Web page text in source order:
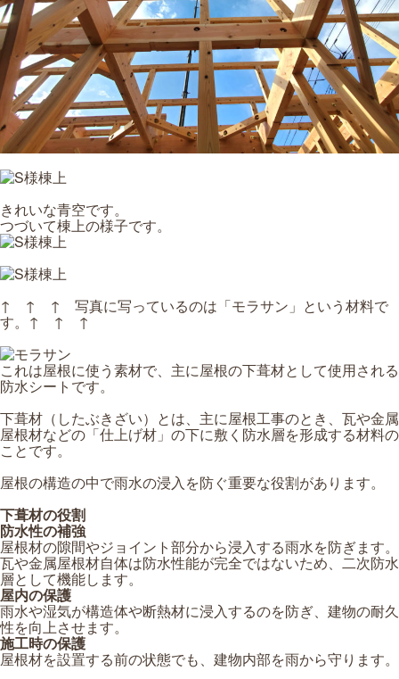
きれいな青空です。
つづいて棟上の様子です。
↑ ↑ ↑ 写真に写っているのは「モラサン」という材料で
す。↑ ↑ ↑
これは屋根に使う素材で、主に屋根の下葺材として使用される
防水シートです。
下葺材（したぶきざい）とは、主に屋根工事のとき、瓦や金属
屋根材などの「仕上げ材」の下に敷く防水層を形成する材料の
ことです。
屋根の構造の中で雨水の浸入を防ぐ重要な役割があります。
下葺材の役割
防水性の補強
屋根材の隙間やジョイント部分から浸入する雨水を防ぎます。
瓦や金属屋根材自体は防水性能が完全ではないため、二次防水
層として機能します。
屋内の保護
雨水や湿気が構造体や断熱材に浸入するのを防ぎ、建物の耐久
性を向上させます。
施工時の保護
屋根材を設置する前の状態でも、建物内部を雨から守ります。